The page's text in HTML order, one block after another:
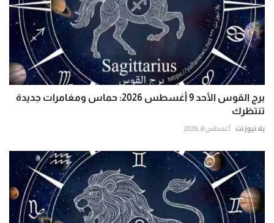
برج القوس الأحد 9 أغسطس 2026: حماس ومغامرات جديدة
تنتظرك
يلا نيوز نت أغسطس 8, 2026